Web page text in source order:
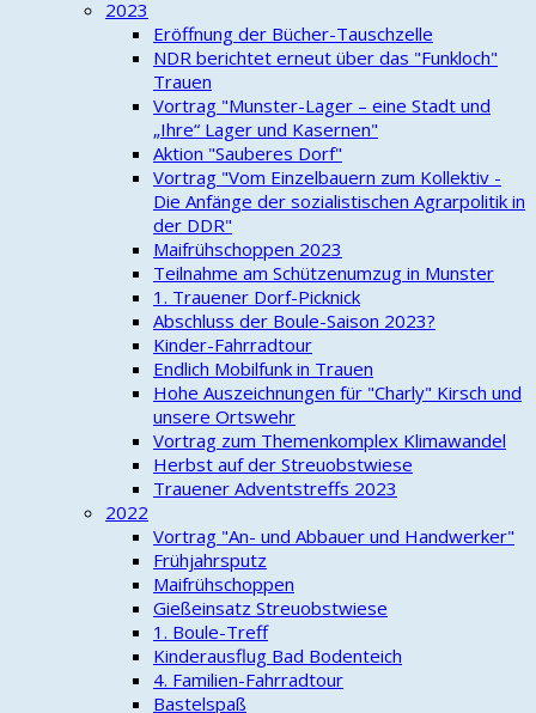
2023
Eröffnung der Bücher-Tauschzelle
NDR berichtet erneut über das "Funkloch"
Trauen
Vortrag "Munster-Lager – eine Stadt und
„Ihre“ Lager und Kasernen"
Aktion "Sauberes Dorf"
Vortrag "Vom Einzelbauern zum Kollektiv -
Die Anfänge der sozialistischen Agrarpolitik in
der DDR"
Maifrühschoppen 2023
Teilnahme am Schützenumzug in Munster
1. Trauener Dorf-Picknick
Abschluss der Boule-Saison 2023?
Kinder-Fahrradtour
Endlich Mobilfunk in Trauen
Hohe Auszeichnungen für "Charly" Kirsch und
unsere Ortswehr
Vortrag zum Themenkomplex Klimawandel
Herbst auf der Streuobstwiese
Trauener Adventstreffs 2023
2022
Vortrag "An- und Abbauer und Handwerker"
Frühjahrsputz
Maifrühschoppen
Gießeinsatz Streuobstwiese
1. Boule-Treff
Kinderausflug Bad Bodenteich
4. Familien-Fahrradtour
Bastelspaß